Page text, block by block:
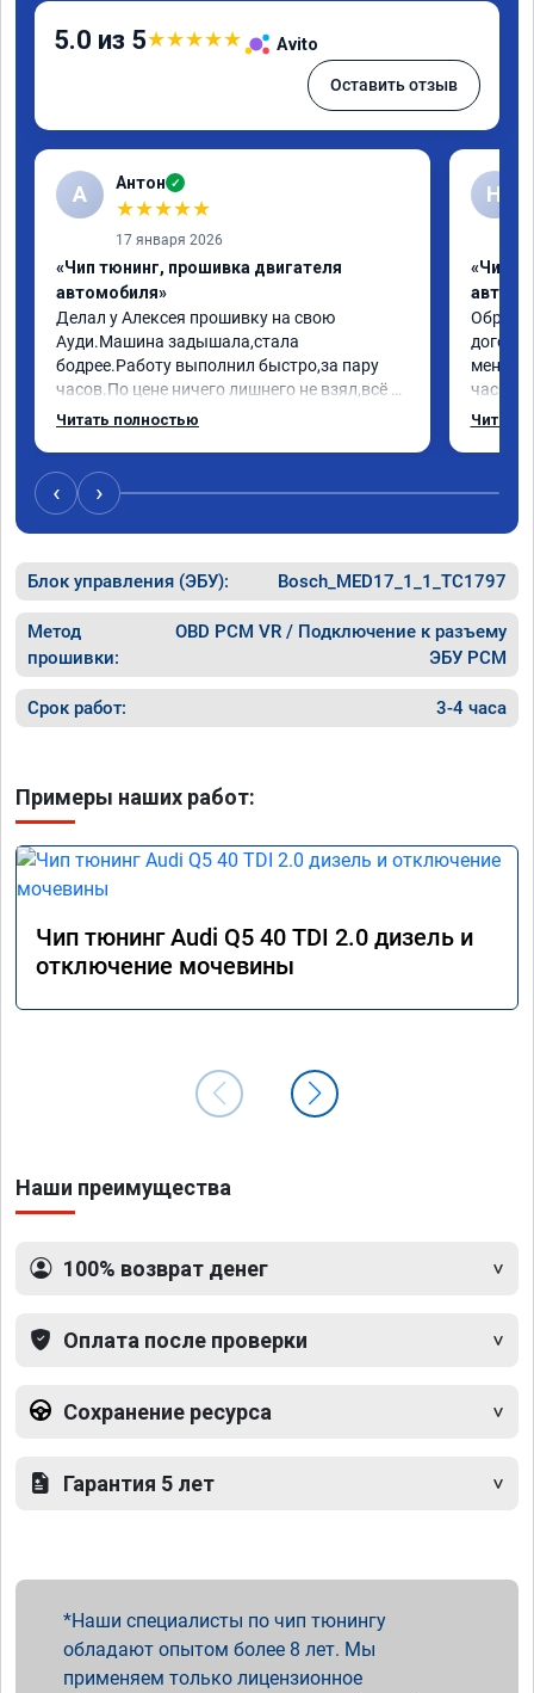
5.0 из 5★★★★★ Avito
Оставить отзыв
А Антон ✓
★★★★★
17 января 2026
«Чип тюнинг, прошивка двигателя
автомобиля»
Делал у Алексея прошивку на свою
Ауди.Машина задышала,стала
бодрее.Работу выполнил быстро,за пару
часов.По цене ничего лишнего не взял,всё
как договаривались заранее.После работы
случае поломки авто.Однозначно
рекомендую Алексея как грамотного
специалиста!
Читать полностью
Н
«Чип
меня
час
Арман
Читать
‹ ›
Блок управления (ЭБУ): Bosch_MED17_1_1_TC1797
Метод
прошивки:
OBD PCM VR / Подключение к разъему
ЭБУ PCM
Срок работ: 3-4 часа
Примеры наших работ:
Чип тюнинг Audi Q5 40 TDI 2.0 дизель и
отключение мочевины
Наши преимущества
100% возврат денег
Оплата после проверки
Сохранение ресурса
Гарантия 5 лет
Наши специалисты по чип тюнингу
обладают опытом более 8 лет. Мы
применяем только лицензионное